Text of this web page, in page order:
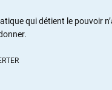
qui détient le pouvoir